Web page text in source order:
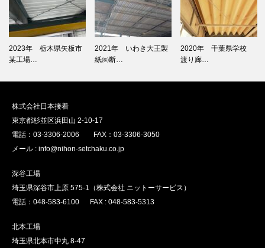
2023年 栃木県矢板市
某工場…
2021年 いわき大王製
紙㈱断…
2020年 千葉県学校
渡り廊…
株式会社日本接着
東京都杉並区浜田山 2-10-17
電話：03-3306-2006 FAX：03-3306-3050
メール : info@nihon-setchaku.co.jp
深谷工場
埼玉県深谷市上原 575-1（株式会社 ニットーサービス）
電話：048-583-6100 FAX : 048-583-5313
北本工場
埼玉県北本市中丸 8-47